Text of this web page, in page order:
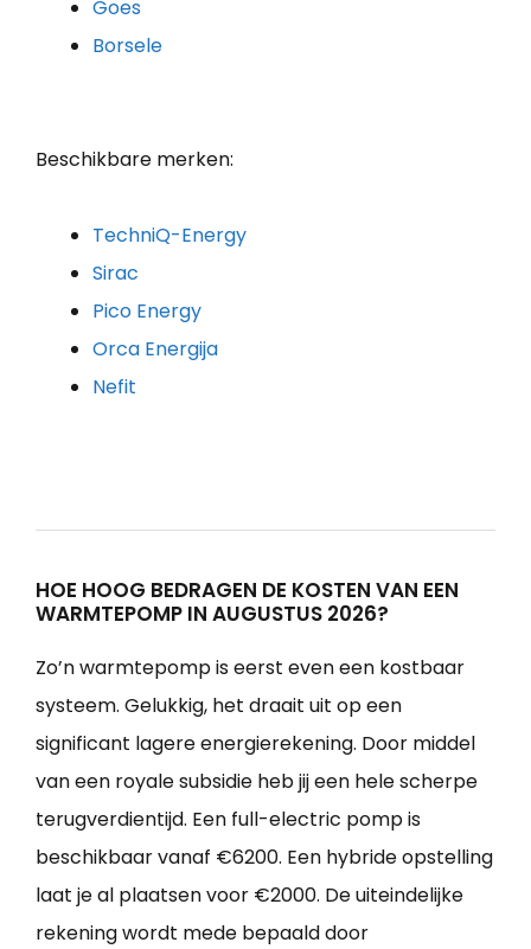
Goes
Borsele
Beschikbare merken:
TechniQ-Energy
Sirac
Pico Energy
Orca Energija
Nefit
HOE HOOG BEDRAGEN DE KOSTEN VAN EEN
WARMTEPOMP IN AUGUSTUS 2026?
Zo’n warmtepomp is eerst even een kostbaar
systeem. Gelukkig, het draait uit op een
significant lagere energierekening. Door middel
van een royale subsidie heb jij een hele scherpe
terugverdientijd. Een full-electric pomp is
beschikbaar vanaf €6200. Een hybride opstelling
laat je al plaatsen voor €2000. De uiteindelijke
rekening wordt mede bepaald door